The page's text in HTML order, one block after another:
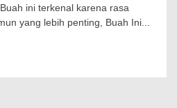
ini terkenal karena rasa
yang lebih penting, Buah Ini...